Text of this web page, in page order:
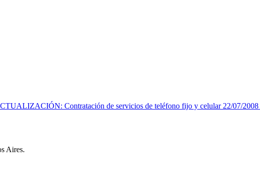
Contratación de servicios de teléfono fijo y celular 22/07/2008
Aires.